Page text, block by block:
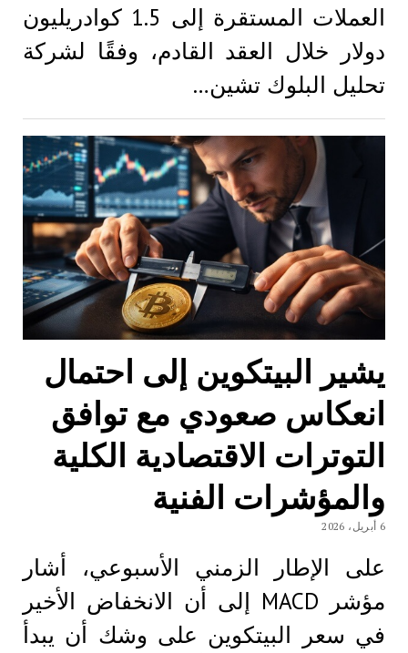
العملات المستقرة إلى 1.5 كوادريليون
دولار خلال العقد القادم، وفقًا لشركة
تحليل البلوك تشين…
يشير البيتكوين إلى احتمال
انعكاس صعودي مع توافق
التوترات الاقتصادية الكلية
والمؤشرات الفنية
6 أبريل، 2026
على الإطار الزمني الأسبوعي، أشار
مؤشر MACD إلى أن الانخفاض الأخير
في سعر البيتكوين على وشك أن يبدأ